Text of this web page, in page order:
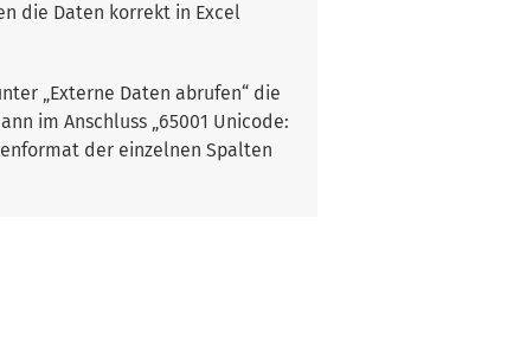
die Daten korrekt in Excel
„Externe Daten abrufen“ die
im Anschluss „65001 Unicode:
der einzelnen Spalten